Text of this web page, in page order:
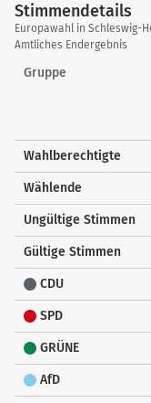
Stimmendetails
Stimmendetails
Europawahl in Schleswig-
Amtliches Endergebnis
Gruppe
Wahlberechtigte
Wählende
Ungültige Stimmen
Gültige Stimmen
CDU
SPD
GRÜNE
AfD